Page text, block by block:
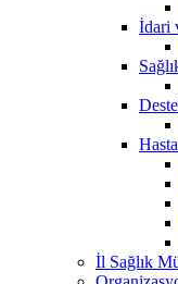
İdari
İl Sağlık